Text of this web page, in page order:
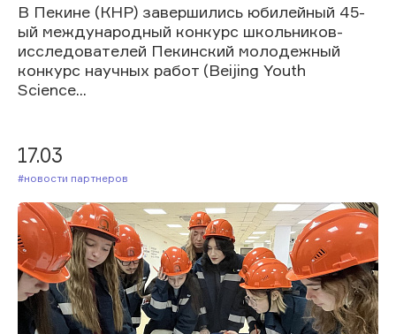
В Пекине (КНР) завершились юбилейный 45-
ый международный конкурс школьников-
исследователей Пекинский молодежный
конкурс научных работ (Beijing Youth
Science...
17.03
#Новости партнеров